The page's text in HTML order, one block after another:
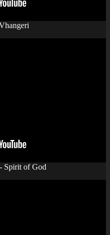
Spirit of God